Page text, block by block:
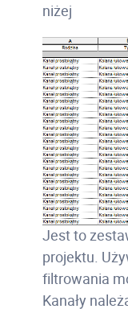
niżej
Jest to
projektu.
filtrowania
Kanały